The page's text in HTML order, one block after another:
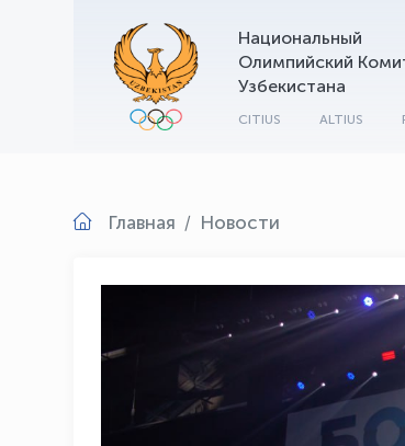
Национальный
Олимпийский
Узбекистана
CITIUS ALTIUS
Главная Новости